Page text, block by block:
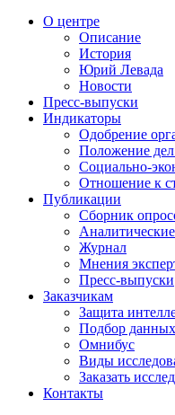
О центре
Описание
История
Юрий Левада
Новости
Пресс-выпуски
Индикаторы
Одобрение
Положение дел
Социально-
Отношение к
Публикации
Сборник
Журнал
Мнения
Пресс-выпуски
Заказчикам
Защита
Подбор данных
Омнибус
Виды
Заказать
Контакты